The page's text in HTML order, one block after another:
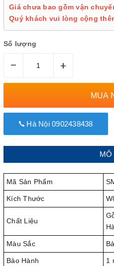
Giá chưa bao gồm vận
Quý khách vui lòng cộng
Số lượng
– +
MUA
Hà Nội 0902438438
MÔ
Mã Sản Phẩm
Kích Thước
Chất Liệu
Màu Sắc
Bảo Hành 1